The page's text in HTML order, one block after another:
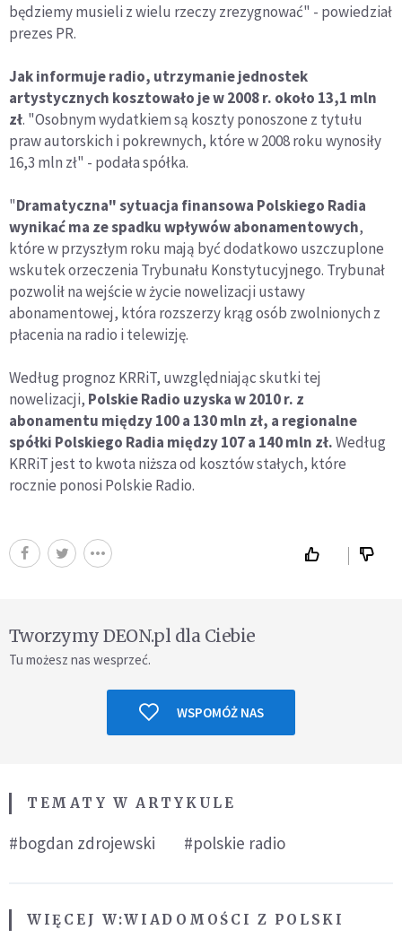
będziemy musieli z wielu rzeczy zrezygnować" - powiedział
prezes PR.
Jak informuje radio, utrzymanie jednostek
artystycznych kosztowało je w 2008 r. około 13,1 mln
zł. "Osobnym wydatkiem są koszty ponoszone z tytułu
praw autorskich i pokrewnych, które w 2008 roku wynosiły
16,3 mln zł" - podała spółka.
"Dramatyczna" sytuacja finansowa Polskiego Radia
wynikać ma ze spadku wpływów abonamentowych,
które w przyszłym roku mają być dodatkowo uszczuplone
wskutek orzeczenia Trybunału Konstytucyjnego. Trybunał
pozwolił na wejście w życie nowelizacji ustawy
abonamentowej, która rozszerzy krąg osób zwolnionych z
płacenia na radio i telewizję.
Według prognoz KRRiT, uwzględniając skutki tej
nowelizacji, Polskie Radio uzyska w 2010 r. z
abonamentu między 100 a 130 mln zł, a regionalne
spółki Polskiego Radia między 107 a 140 mln zł.Według
KRRiT jest to kwota niższa od kosztów stałych, które
rocznie ponosi Polskie Radio.
Tworzymy DEON.pl dla Ciebie
Tu możesz nas wesprzeć.
WSPOMÓŻ NAS
TEMATY W ARTYKULE
#bogdan zdrojewski #polskie radio
WIĘCEJ W:WIADOMOŚCI Z POLSKI